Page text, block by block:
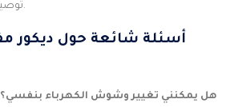
توصيل ممتازة تمنع هدر الطاقة.
هل يمكنني تغيير وشوش الكهرباء بنفسي؟